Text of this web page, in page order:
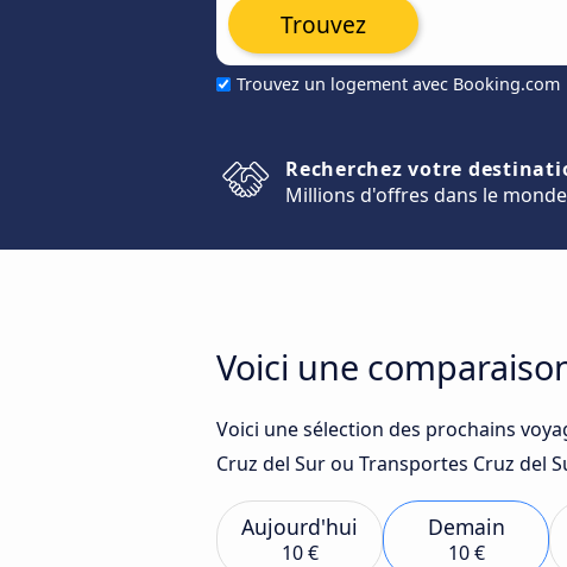
Trouvez un logement avec Booking.com
Trouvez
Recherchez votre
Millions d'offres dans le monde
Voici une
Voici une sélection des prochains
Cruz del Sur ou Transportes Cruz del
Aujourd'hui
10 €
Demain
10 €